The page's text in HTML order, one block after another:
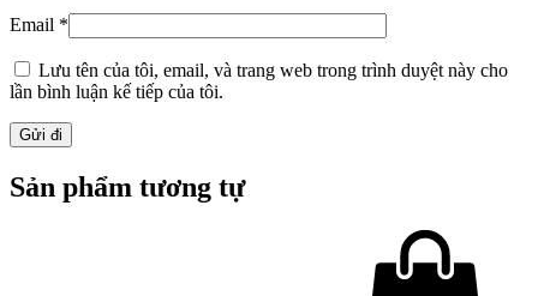
Email *
Lưu tên của tôi, email, và trang web trong trình duyệt này cho
lần bình luận kế tiếp của tôi.
Sản phẩm tương tự